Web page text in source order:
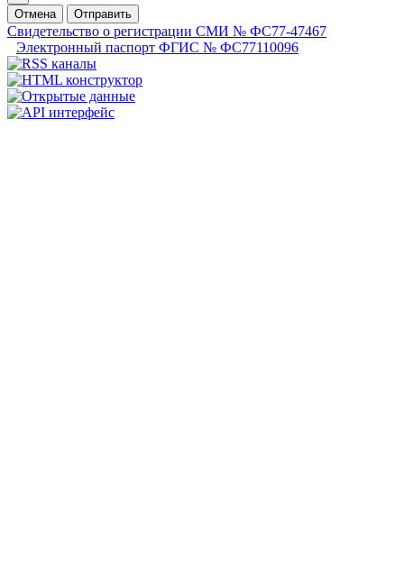
Отмена
Отправить
Свидетельство о регистрации СМИ № ФС77-47467
Электронный паспорт ФГИС № ФС77110096